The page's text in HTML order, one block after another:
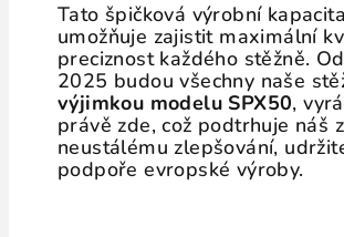
Tato špičková výrobní
umožňuje zajistit maximální
preciznost každého stěžně.
2025 budou všechny naše
výjimkou modelu SPX50,
právě zde, což podtrhuje náš
neustálému zlepšování,
podpoře evropské výroby.